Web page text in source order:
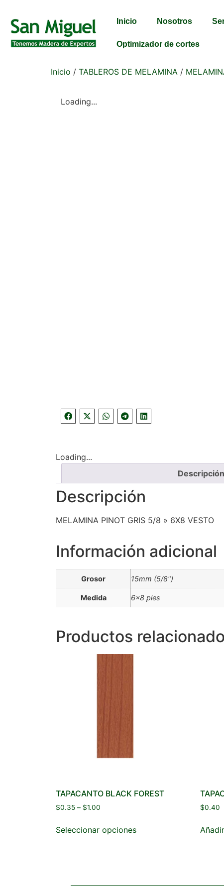
Inicio Nosotros
Optimizador de cortes
Inicio / TABLEROS DE MELAMINA /
Loading...
Loading...
Descripción
Descripción
MELAMINA PINOT GRIS 5/8 » 6X8 VESTO
Información adicional
Grosor 15mm (5/8")
Medida 6×8 pies
Productos
TAPACANTO BLACK FOREST
$0.35 – $1.00
Seleccionar opciones
$0.40